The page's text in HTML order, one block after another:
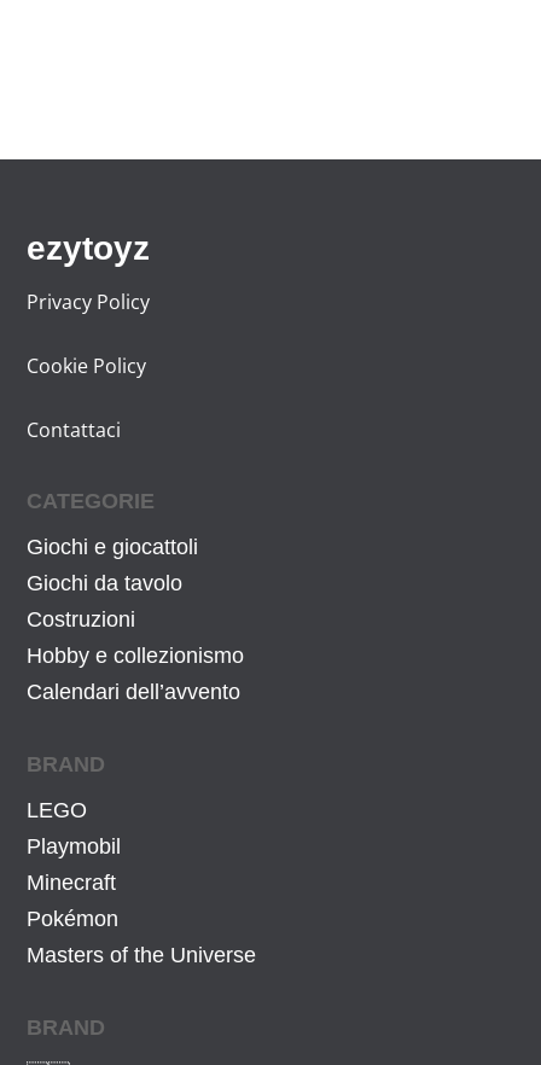
ezytoyz
Privacy Policy
Cookie Policy
Contattaci
CATEGORIE
Giochi e giocattoli
Giochi da tavolo
Costruzioni
Hobby e collezionismo
Calendari dell’avvento
BRAND
LEGO
Playmobil
Minecraft
Pokémon
Masters of the Universe
BRAND